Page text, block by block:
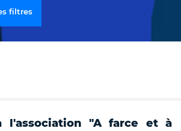
filtres
l'association "A farce et à